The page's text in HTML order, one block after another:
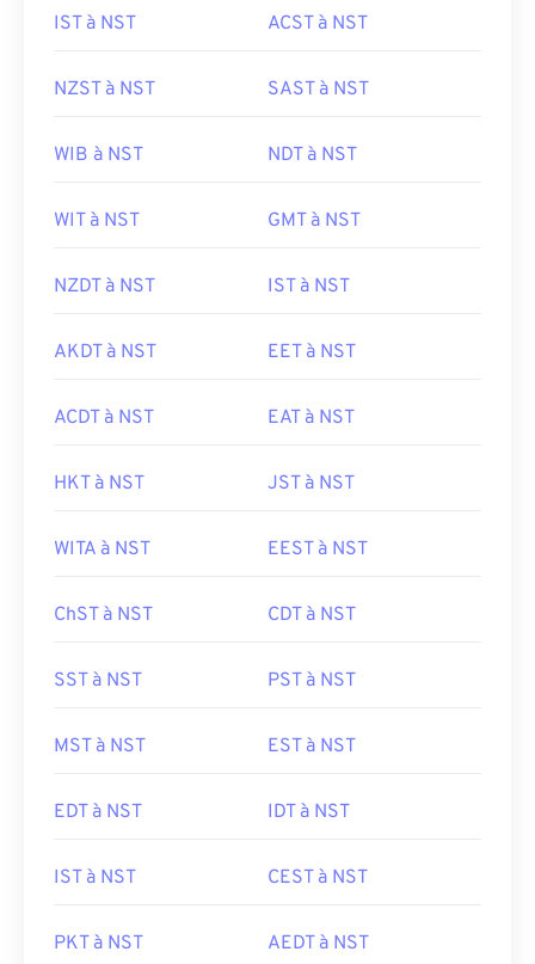
IST à NST ACST à NST
NZST à NST SAST à NST
WIB à NST NDT à NST
WIT à NST GMT à NST
NZDT à NST IST à NST
AKDT à NST EET à NST
ACDT à NST EAT à NST
HKT à NST JST à NST
WITA à NST EEST à NST
ChST à NST CDT à NST
SST à NST PST à NST
MST à NST EST à NST
EDT à NST IDT à NST
IST à NST CEST à NST
PKT à NST AEDT à NST